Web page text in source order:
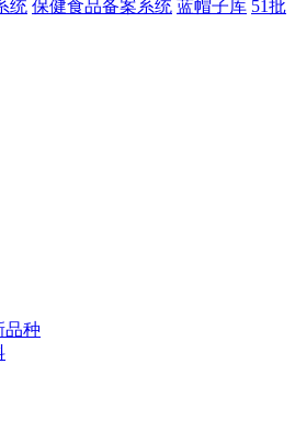
统 保健食品备案系统 蓝帽子库 51批
品种